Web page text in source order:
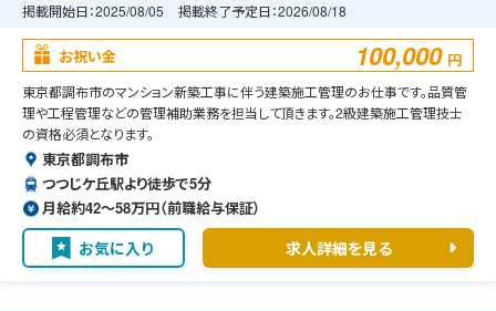
掲載開始日：2025/08/05 掲載終了予定日：2026/08/18
お祝い金 100,000 円
東京都調布市のマンション新築工事に伴う建築施工管理のお仕事です。品質管
理や工程管理などの管理補助業務を担当して頂きます。2級建築施工管理技士
の資格必須となります。
東京都調布市
つつじケ丘駅より徒歩で5分
月給約42〜58万円（前職給与保証）
お気に入り 求人詳細を見る